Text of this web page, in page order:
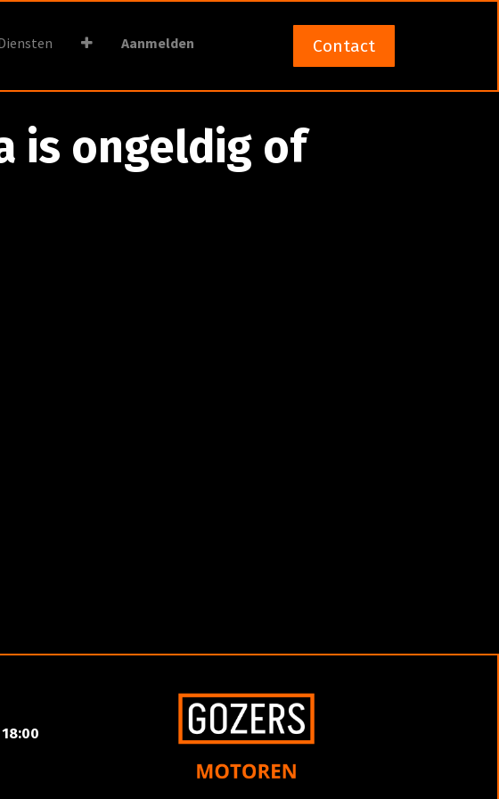
Aanmelden Contact
is ongeldig of